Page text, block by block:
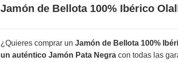
Jamón de Bellota 100% Ibérico
¿Quieres comprar un Jamón de Bellota 100%
un auténtico Jamón Pata Negra con todas las